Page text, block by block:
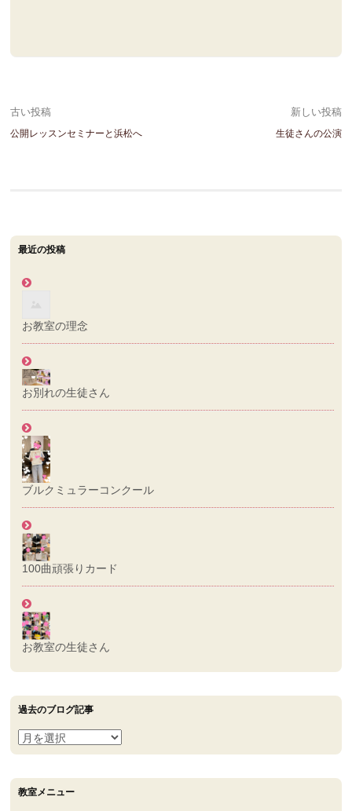
投
稿
ゲ
ー
シ
ン
古い投稿
公開レッスンセミナーと浜松へ
新しい投稿
生徒さんの公演
最近の投稿
お教室の理念
お別れの生徒さん
ブルクミュラーコンクール
100曲頑張りカード
お教室の生徒さん
過去のブログ記事
過
去
ブ
教室メニュー